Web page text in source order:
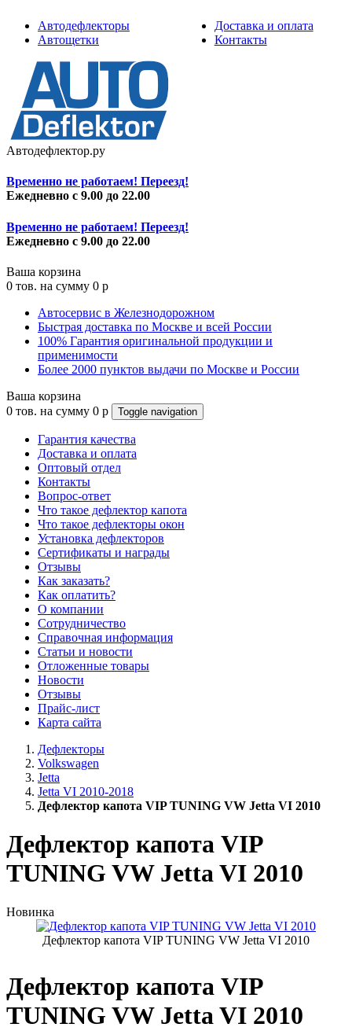
Автодефлекторы
Автощетки
Доставка и оплата
Контакты
Автодефлектор.ру
Временно не работаем! Переезд!
Ежедневно с 9.00 до 22.00
Временно не работаем! Переезд!
Ежедневно с 9.00 до 22.00
Ваша корзина
0 тов. на сумму 0 p
Автосервис в Железнодорожном
Быстрая доставка по Москве и всей России
100% Гарантия оригинальной продукции и
применимости
Более 2000 пунктов выдачи по Москве и России
Ваша корзина
0 тов. на сумму 0 p Toggle navigation
Гарантия качества
Доставка и оплата
Оптовый отдел
Контакты
Вопрос-ответ
Что такое дефлектор капота
Что такое дефлекторы окон
Установка дефлекторов
Сертификаты и награды
Отзывы
Как заказать?
Как оплатить?
О компании
Сотрудничество
Справочная информация
Статьи и новости
Отложенные товары
Новости
Отзывы
Прайс-лист
Карта сайта
Дефлекторы
Volkswagen
Jetta
Jetta VI 2010-2018
Дефлектор капота VIP TUNING VW Jetta VI 2010
Дефлектор капота VIP
TUNING VW Jetta VI 2010
Новинка
Дефлектор капота VIP TUNING VW Jetta VI 2010
Дефлектор капота VIP
TUNING VW Jetta VI 2010